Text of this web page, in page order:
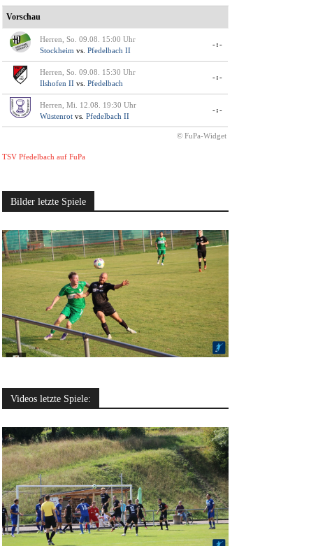
Vorschau
Herren, So. 09.08. 15:00 Uhr
Stockheim vs. Pfedelbach II
-:-
Herren, So. 09.08. 15:30 Uhr
Ilshofen II vs. Pfedelbach
-:-
Herren, Mi. 12.08. 19:30 Uhr
Wüstenrot vs. Pfedelbach II
-:-
© FuPa-Widget
TSV Pfedelbach auf FuPa
Bilder letzte Spiele
Videos letzte Spiele: